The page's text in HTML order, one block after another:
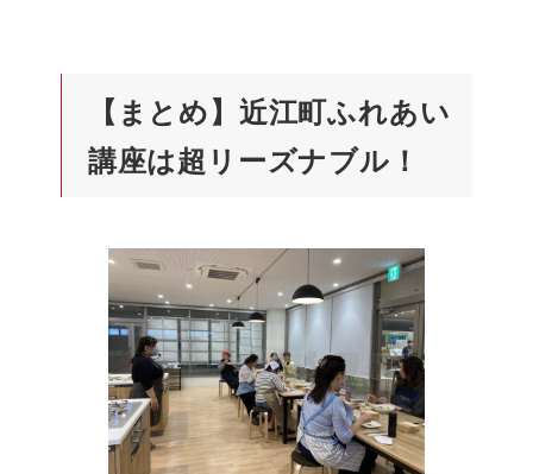
【まとめ】近江町ふれあい
講座は超リーズナブル！